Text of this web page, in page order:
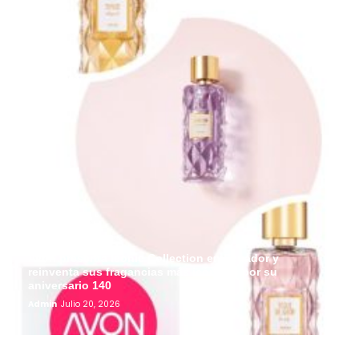
Avon presenta Iconic Collection en Ecuador y
reinventa sus fragancias más icónicas por su
aniversario 140
Admin Julio 20, 2026